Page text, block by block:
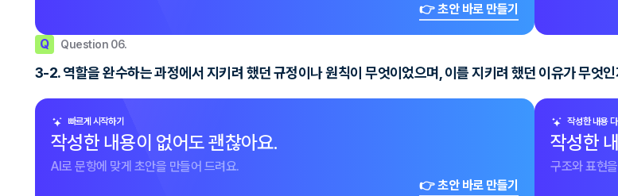
👉 초안 바로 만들기
Q Question 06.
3-2. 역할을 완수하는 과정에서 지키려 했던 규정이나 원칙이 무엇이었으며, 이를 지키려 했던 이유가 무엇
빠르게 시작하기
작성한 내용이 없어도 괜찮아요.
AI로 문항에 맞게 초안을 만들어 드려요.
👉 초안 바로 만들기
작성한 내용 다
작성한
구조와 표현